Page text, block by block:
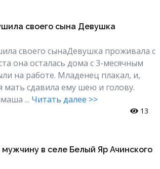
своего сына Девушка
своего сынаДевушка проживала с
она осталась дома с 3-месячным
на работе. Младенец плакал, и,
мать сдавила ему шею и голову.
... Читать далее >>
13
в селе Белый Яр Ачинского